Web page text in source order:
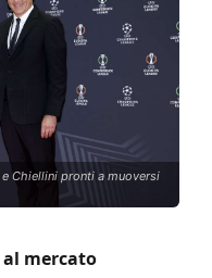
Chiellini pronti a muoversi
mercato